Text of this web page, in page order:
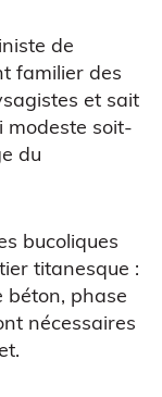
de
familier des
et sait
modeste soit-
du
bucoliques
titanesque :
béton, phase
nécessaires